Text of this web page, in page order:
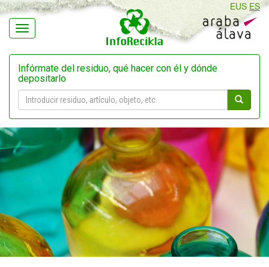
Navegación
EUS ES
Infórmate del residuo, qué hacer con él y dónde
depositarlo